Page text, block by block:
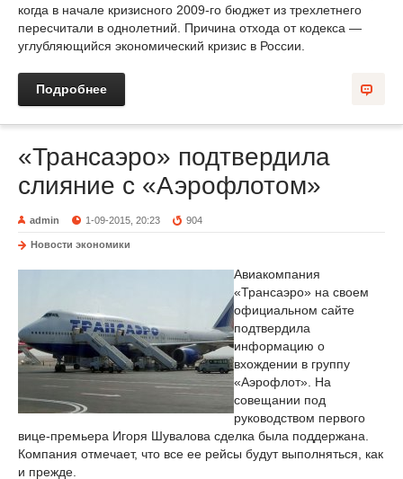
когда в начале кризисного 2009-го бюджет из трехлетнего
пересчитали в однолетний. Причина отхода от кодекса —
углубляющийся экономический кризис в России.
Подробнее
«Трансаэро» подтвердила
слияние с «Аэрофлотом»
admin 1-09-2015, 20:23 904
Новости экономики
Авиакомпания
«Трансаэро» на своем
официальном сайте
подтвердила
информацию о
вхождении в группу
«Аэрофлот». На
совещании под
руководством первого
вице-премьера Игоря Шувалова сделка была поддержана.
Компания отмечает, что все ее рейсы будут выполняться, как
и прежде.